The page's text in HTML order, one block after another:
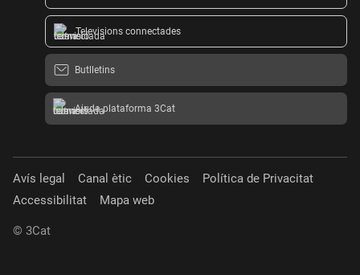
Televisions connectades
Butlletins
Ajuda plataforma 3Cat
Avís legal Canal ètic Cookies
Política de Privacitat
Accessibilitat
Mapa web
© 3Cat